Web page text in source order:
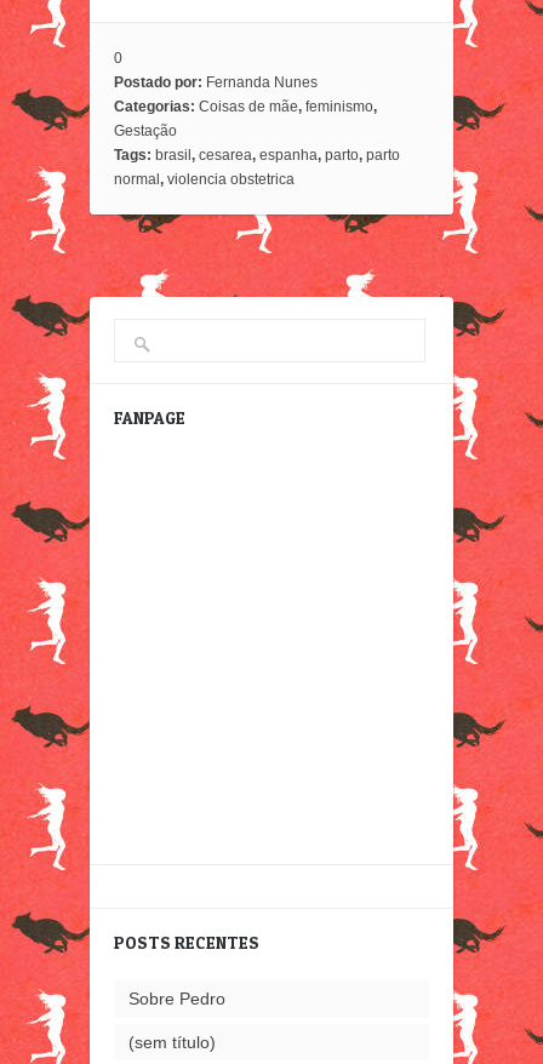
0
Postado por: Fernanda Nunes
Categorias: Coisas de mãe, feminismo,
Gestação
Tags: brasil , cesarea, espanha, parto, parto
normal , violencia obstetrica
FANPAGE
POSTS RECENTES
Sobre Pedro
(sem título)